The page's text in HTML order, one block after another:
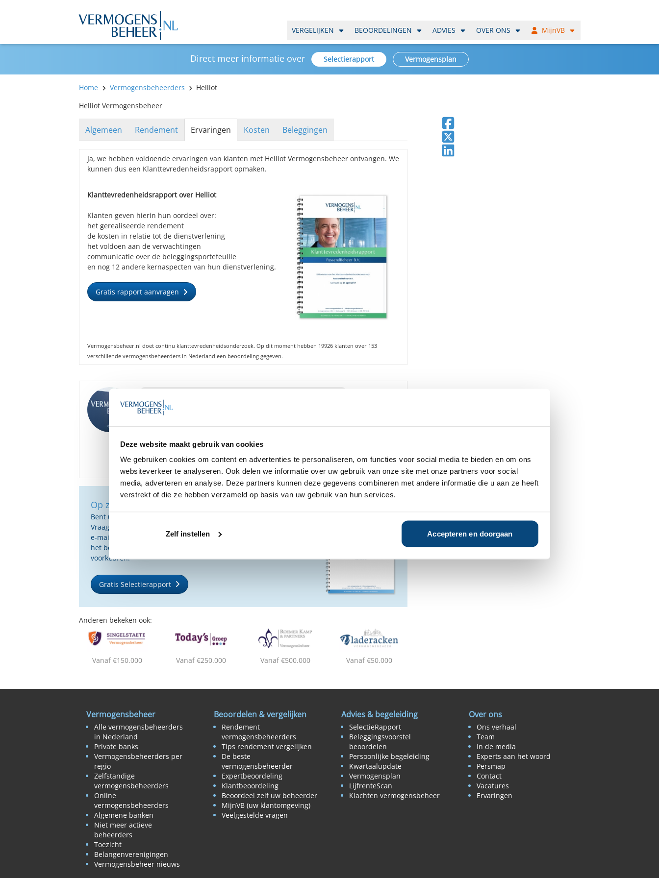
Deze website maakt gebruik van cookies
We gebruiken cookies om content en advertenties te personaliseren, om functies voor social media te bieden en om ons
websiteverkeer te analyseren. Ook delen we informatie over uw gebruik van onze site met onze partners voor social
media, adverteren en analyse. Deze partners kunnen deze gegevens combineren met andere informatie die u aan ze heeft
verstrekt of die ze hebben verzameld op basis van uw gebruik van hun services.
Zelf instellen Accepteren en doorgaan
VERGELIJKEN BEOORDELINGEN ADVIES OVER ONS MijnVB
Direct meer informatie over Selectierapport Vermogensplan
Home Vermogensbeheerders
Helliot
Helliot Vermogensbeheer
Algemeen Rendement Ervaringen Kosten Beleggingen
Ja, we hebben voldoende ervaringen van klanten met Helliot Vermogensbeheer ontvangen. We
kunnen dus een Klanttevredenheidsrapport opmaken.
Klanttevredenheidsrapport over Helliot
Klanten geven hierin hun oordeel over:
het gerealiseerde rendement
de kosten in relatie tot de dienstverlening
het voldoen aan de verwachtingen
communicatie over de beleggingsportefeuille
en nog 12 andere kernaspecten van hun dienstverlening.
Gratis rapport aanvragen
Vermogensbeheer.nl doet continu klanttevredenheidsonderzoek. Op dit moment hebben 19926 klanten over 153
verschillende vermogensbeheerders in Nederland een beoordeling gegeven.
We hebben diverse onafhankelijke rapporten over Helliot
Vermogensbeheer gratis beschikbaar.
Nee
Ja
Op zoek naar de beste vermogensbeheerder?
Bent u op zoek naar de voor u beste vermogensbeheerder?
Vraag dan gratis en geheel vrijblijvend een SelectieRapport aan. Per
e-mail ontvangt u een selectie van goede vermogensbeheerders die
het beste passen bij uw persoonlijke situatie, wensen en
voorkeuren.
Gratis Selectierapport
Anderen bekeken ook:
Vanaf €150.000 Vanaf €250.000 Vanaf €500.000 Vanaf €50.000
Deel op Facebook
Deel op X
Deel op LinkedIn
Vermogensbeheer
Alle vermogensbeheerders
in Nederland
Private banks
Vermogensbeheerders per
regio
Zelfstandige
vermogensbeheerders
Online
vermogensbeheerders
Algemene banken
Niet meer actieve
beheerders
Toezicht
Belangenverenigingen
Vermogensbeheer nieuws
Beoordelen & vergelijken
Rendement
vermogensbeheerders
Tips rendement vergelijken
De beste
vermogensbeheerder
Expertbeoordeling
Klantbeoordeling
Beoordeel zelf uw beheerder
MijnVB (uw klantomgeving)
Veelgestelde vragen
Advies & begeleiding
SelectieRapport
Beleggingsvoorstel
beoordelen
Persoonlijke begeleiding
Kwartaalupdate
Vermogensplan
LijfrenteScan
Klachten vermogensbeheer
Over ons
Ons verhaal
Team
In de media
Experts aan het woord
Persmap
Contact
Vacatures
Ervaringen